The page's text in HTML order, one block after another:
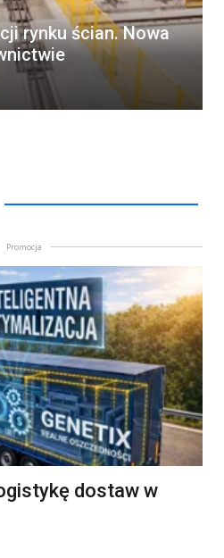
rynku ścian. Nowa
Promocja
dostaw w